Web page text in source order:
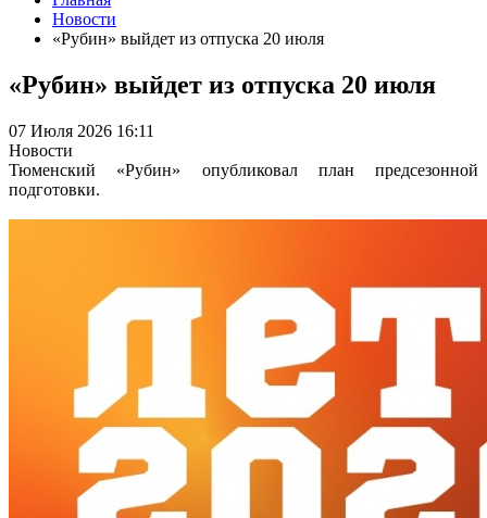
Новости
«Рубин» выйдет из отпуска 20 июля
«Рубин» выйдет из отпуска 20 июля
07 Июля 2026 16:11
Новости
Тюменский «Рубин» опубликовал план предсезонной
подготовки.